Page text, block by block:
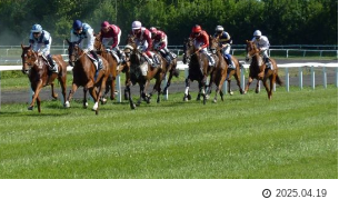
2025.04.19